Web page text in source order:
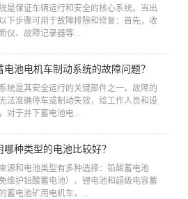
是保证车辆运行和安全的核心系统。当出
下步骤可用于故障排除和修复：首先，收
仪、故障记录器等...
池电机车制动系统的故障问题？
统是其安全运行的关键部件之一。故障的
法准确停车或制动失效，给工作人员和设
对于井下蓄电池电...
种类型的电池比较好？
源和电池类型有多种选择：铅酸蓄电池
维护铅酸蓄电池）、锂电池和超级电容蓄
蓄电池矿用电机车，...